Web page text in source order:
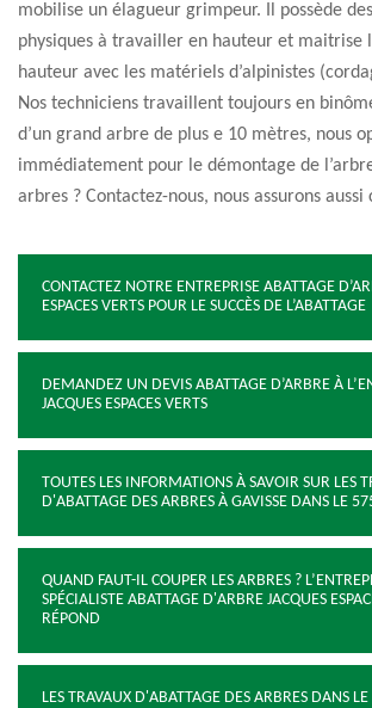
mobilise un élagueur grimpeur. Il possède
physiques à travailler en hauteur et maitrise
hauteur avec les matériels d’alpinistes
Nos techniciens travaillent toujours en
d’un grand arbre de plus e 10 mètres, nous
immédiatement pour le démontage de
arbres ? Contactez-nous, nous assurons
CONTACTEZ NOTRE ENTREPRISE ABATTAGE
ESPACES VERTS POUR LE SUCCÈS DE L’ABATTAGE
DEMANDEZ UN DEVIS ABATTAGE D’ARBRE À
JACQUES ESPACES VERTS
TOUTES LES INFORMATIONS À SAVOIR SUR LES
D'ABATTAGE DES ARBRES À GAVISSE DANS LE
QUAND FAUT-IL COUPER LES ARBRES ?
SPÉCIALISTE ABATTAGE D'ARBRE JACQUES
RÉPOND
LES TRAVAUX D'ABATTAGE DES ARBRES DANS